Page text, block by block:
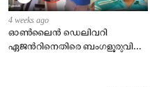
4 weeks ago
ഓൺലൈൻ ഡെലിവറി
ഏജന്‍റിനെതിരെ ബംഗളൂരുവിൽ